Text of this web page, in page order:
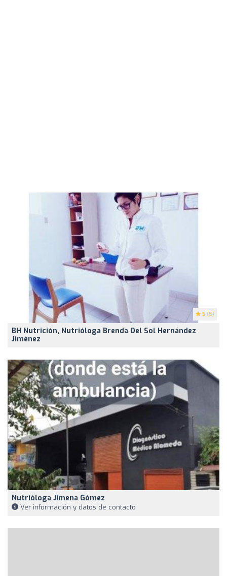
5 (5)
BH Nutrición, Nutrióloga Brenda Del Sol Hernández
Jiménez
Nutrióloga Jimena Gómez
Ver información y datos de contacto